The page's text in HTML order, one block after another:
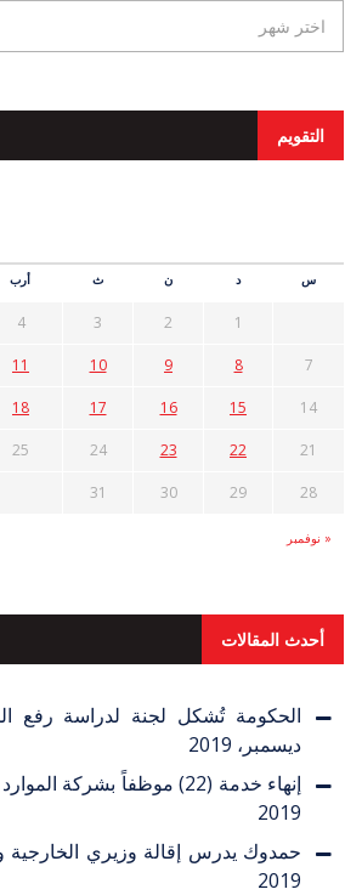
التقويم
س د ن ث أرب
« نوفمبر
1
2
3
4
7
8
9
10
11
14
15
16
17
18
21
22
23
24
25
28
29
30
31
أحدث المقالات
الحكومة تُشكل لجنة لدراسة رفع
ديسمبر، 2019
إنهاء خدمة (22) موظفاً بشركة الموارد المعدنية
2019
حمدوك يدرس إقالة وزيري الخارجية
2019